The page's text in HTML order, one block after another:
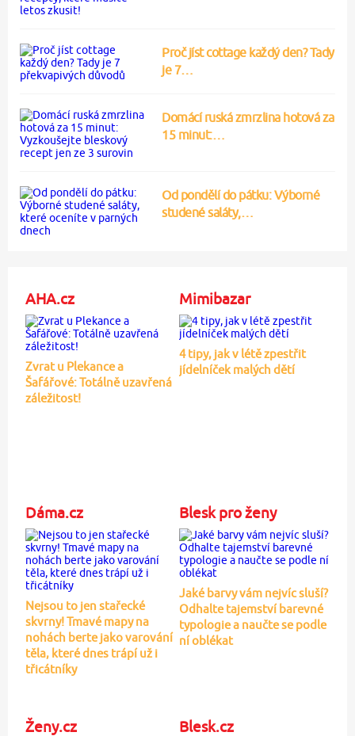
Proč jíst cottage každý den? Tady
je 7…
Domácí ruská zmrzlina hotová za
15 minut:…
Od pondělí do pátku: Výborné
studené saláty,…
AHA.cz
Zvrat u Plekance a
Šafářové: Totálně uzavřená
záležitost!
Mimibazar
4 tipy, jak v létě zpestřit
jídelníček malých dětí
Dáma.cz
Nejsou to jen stařecké
skvrny! Tmavé mapy na
nohách berte jako varování
těla, které dnes trápí už i
třicátníky
Blesk pro ženy
Jaké barvy vám nejvíc sluší?
Odhalte tajemství barevné
typologie a naučte se podle
ní oblékat
Ženy.cz Blesk.cz